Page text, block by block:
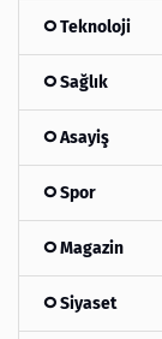
Teknoloji
Sağlık
Asayiş
Spor
Magazin
Siyaset